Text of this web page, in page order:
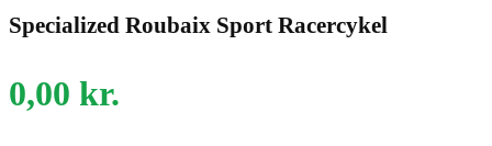
Specialized Roubaix Sport Racercykel
0,00 kr.